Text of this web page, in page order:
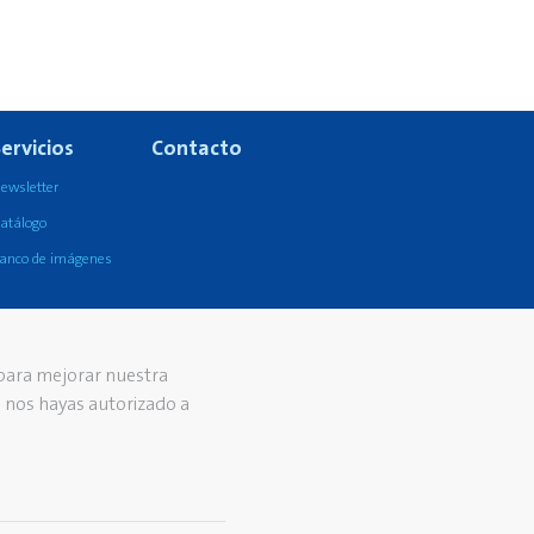
de imágenes
Contacto
mejorar nuestra
hayas autorizado a